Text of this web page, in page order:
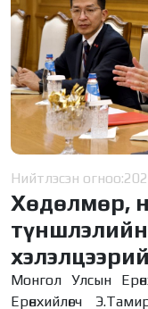
Нийтлэсэн огноо:
Хөдөлмөр,
Монгол Улсын
Ерөнхийлөгч